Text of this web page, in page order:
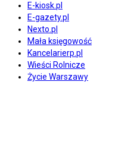
E-kiosk.pl
E-gazety.pl
Nexto.pl
Mała księgowość
Kancelarierp.pl
Wieści Rolnicze
Życie Warszawy